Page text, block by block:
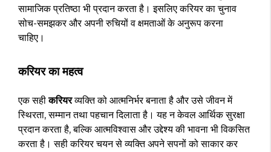
सामाजिक प्रतिष्ठा भी प्रदान करता है। इसलिए करियर का चुनाव
सोच-समझकर और अपनी रुचियों व क्षमताओं के अनुरूप करना
चाहिए।
करियर का महत्व
एक सहीकरियरव्यक्ति को आत्मनिर्भर बनाता है और उसे जीवन में
स्थिरता, सम्मान तथा पहचान दिलाता है। यह न केवल आर्थिक सुरक्षा
प्रदान करता है, बल्कि आत्मविश्वास और उद्देश्य की भावना भी विकसित
करता है। सही करियर चयन से व्यक्ति अपने सपनों को साकार कर